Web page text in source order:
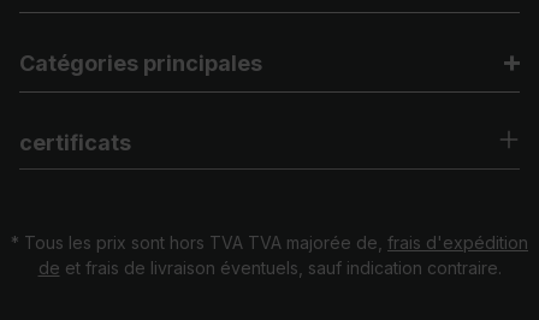
Catégories principales
certificats
* Tous les prix sont hors TVA TVA majorée de, frais d'expédition
de et frais de livraison éventuels, sauf indication contraire.